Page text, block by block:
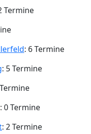
Termine
: 6 Termine
: 5 Termine
: 0 Termine
: 2 Termine